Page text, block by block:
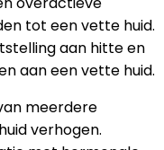
tot een vette huid.
aan hitte en
aan een vette huid.
meerdere
verhogen.